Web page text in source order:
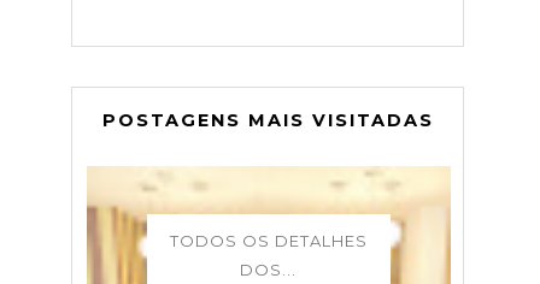
POSTAGENS MAIS VISITADAS
TODOS OS DETALHES
DOS...